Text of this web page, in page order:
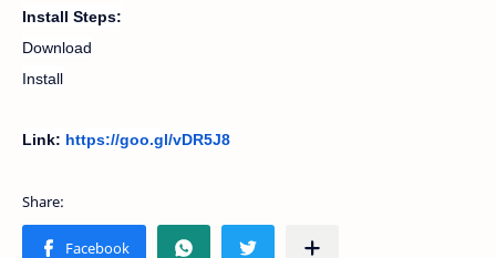
Install Steps:
Download
Install
Link: https://goo.gl/vDR5J8